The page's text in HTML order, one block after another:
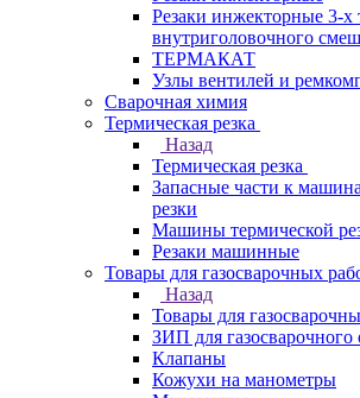
Резаки инжекторные 3-х
внутриголовочного
ТЕРМАКАТ
Узлы вентилей и
Сварочная химия
Термическая резка
Назад
Термическая резка
Запасные части к
резки
Машины термической
Резаки машинные
Товары для газосварочных
Назад
Товары для
ЗИП для газосварочного
Клапаны
Кожухи на манометры